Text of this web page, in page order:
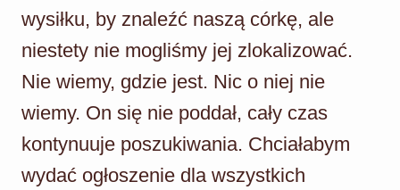
wysiłku, by znaleźć naszą córkę, ale
niestety nie mogliśmy jej zlokalizować.
Nie wiemy, gdzie jest. Nic o niej nie
wiemy. On się nie poddał, cały czas
kontynuuje poszukiwania. Chciałabym
wydać ogłoszenie dla wszystkich